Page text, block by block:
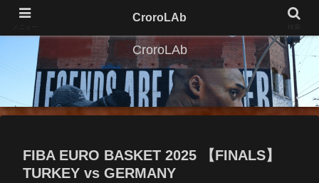
CroroLAb
FIBA EURO BASKET 2025 【FINALS】
TURKEY vs GERMANY
CroroLAb